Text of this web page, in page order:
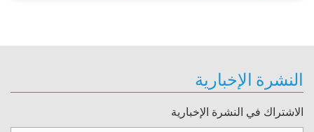
النشرة الإخبارية
الاشتراك في النشرة الإخبارية